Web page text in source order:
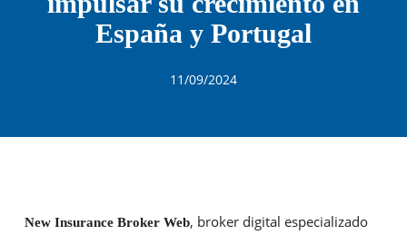
España y Portugal
11/09/2024
New Insurance Broker Web, broker digital especializado